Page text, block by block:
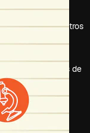
Precios
Sobre nosotros
Tendencias de
búsqueda
Blog
Eventos